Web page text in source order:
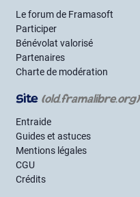
Le forum de Framasoft
Participer
Bénévolat valorisé
Partenaires
Charte de modération
Site (old.framalibre.org)
Entraide
Guides et astuces
Mentions légales
CGU
Crédits